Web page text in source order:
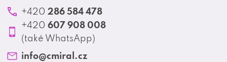
Ochrana osobních údajů
Produktové katalogy
Profesionální spolupráce
Matrix Club
+420 286 584 478
+420 607 908 008
(také WhatsApp)
info@cmiral.cz